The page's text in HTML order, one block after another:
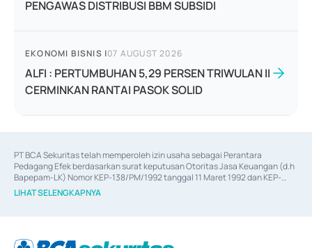
PENGAWAS DISTRIBUSI BBM SUBSIDI
EKONOMI BISNIS |07 AUGUST 2026
ALFI : PERTUMBUHAN 5,29 PERSEN TRIWULAN II
CERMINKAN RANTAI PASOK SOLID
PT BCA Sekuritas telah memperoleh izin usaha sebagai Perantara
Pedagang Efek berdasarkan surat keputusan Otoritas Jasa Keuangan (d.h
Bapepam-LK) Nomor KEP-138/PM/1992 tanggal 11 Maret 1992 dan KEP-
06/D.04/2014 tanggal 28 Februari 2014, izin usaha sebagai Penjamin Emisi
Efek berdasarkan surat keputusan Otoritas Jasa Keuangan Nomor KEP-
berdasarkan surat keputusan Otoritas Jasa Keuangan Nomor S-
LIHAT SELENGKAPNYA